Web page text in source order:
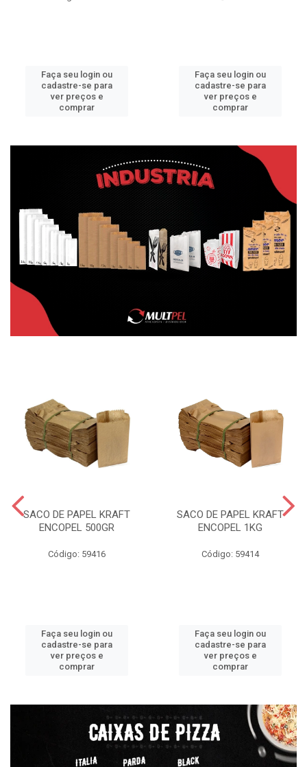
Faça seu login ou
cadastre-se para
ver preços e
comprar
Faça seu login ou
cadastre-se para
ver preços e
comprar
SACO DE PAPEL KRAFT
ENCOPEL 500GR
Código: 59416
Faça seu login ou
cadastre-se para
ver preços e
comprar
SACO DE PAPEL KRAFT
ENCOPEL 1KG
Código: 59414
Faça seu login ou
cadastre-se para
ver preços e
comprar